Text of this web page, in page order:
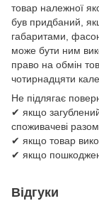
товар належної
був придбаний,
габаритами,
може бути ним
право на обмін
чотирнадцяти
Не підлягає
✔ якщо
споживачеві
✔ якщо товар
✔ якщо
Відгуки